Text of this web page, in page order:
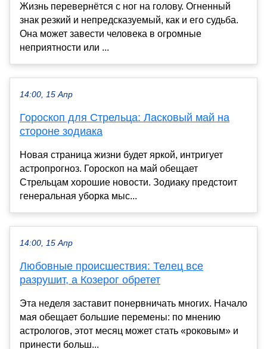
Жизнь перевернётся с ног на голову. Огненный
знак резкий и непредсказуемый, как и его судьба.
Она может завести человека в огромные
неприятности или ...
14:00, 15 Апр
Гороскоп для Стрельца: Ласковый май на
стороне зодиака
Новая страница жизни будет яркой, интригует
астропрогноз. Гороскоп на май обещает
Стрельцам хорошие новости. Зодиаку предстоит
генеральная уборка мыс...
14:00, 15 Апр
Любовные происшествия: Телец все
разрушит, а Козерог обретет
Эта неделя заставит понервничать многих. Начало
мая обещает большие перемены: по мнению
астрологов, этот месяц может стать «роковым» и
принести больш...